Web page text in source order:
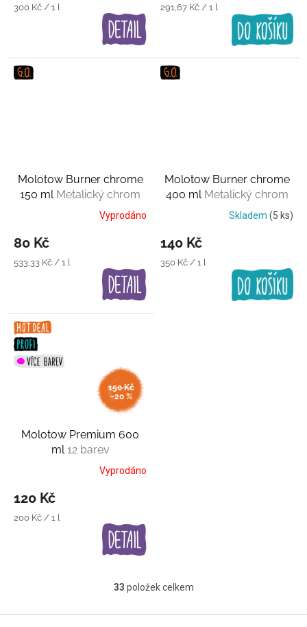
Měrná
300 Kč / 1 l
Měrná
291,67 Kč / 1 l
Molotow Burner chrome
150 ml Metalický chrom
Vyprodáno
80 Kč
Měrná
533,33 Kč / 1 l
Molotow Burner chrome
400 ml Metalický chrom
Skladem (5 ks)
140 Kč
Měrná
350 Kč / 1 l
150 Kč
–20 %
Molotow Premium 600
ml 12 barev
Vyprodáno
120 Kč
Měrná
200 Kč / 1 l
O
l
33 položek celkem